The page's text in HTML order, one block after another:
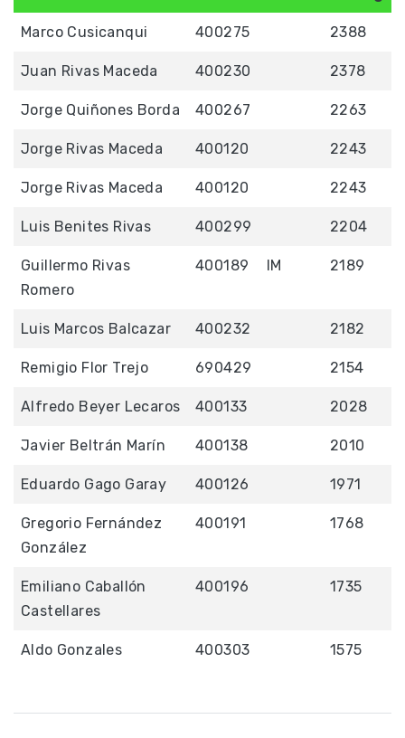
Marco Cusicanqui 400275 2388
Juan Rivas Maceda 400230 2378
Jorge Quiñones Borda 400267 2263
Jorge Rivas Maceda 400120 2243
Jorge Rivas Maceda 400120 2243
Luis Benites Rivas 400299 2204
Guillermo Rivas
Romero
400189 IM 2189
Luis Marcos Balcazar 400232 2182
Remigio Flor Trejo 690429 2154
Alfredo Beyer Lecaros 400133 2028
Javier Beltrán Marín 400138 2010
Eduardo Gago Garay 400126 1971
Gregorio Fernández
González
400191 1768
Emiliano Caballón
Castellares
400196 1735
Aldo Gonzales 400303 1575